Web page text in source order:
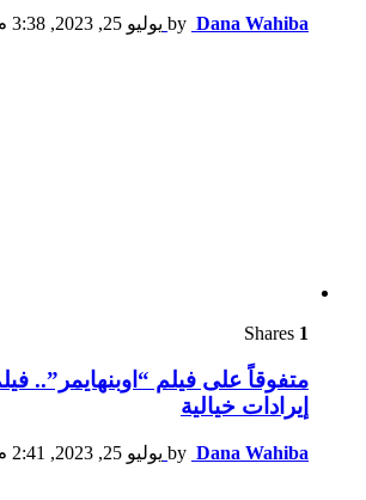
by Dana Wahiba يوليو 25, 2023, 3:38 م
1
متفوقاً على فيلم “اوبنهايمر”..
إيرادات خيالية
by Dana Wahiba يوليو 25, 2023, 2:41 م